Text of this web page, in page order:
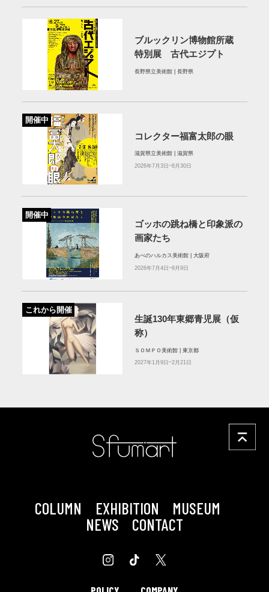
ブルックリン博物館所蔵
特別展 古代エジプト
長野県立美術館 | 長野県
開催中
コレクター福富太郎の眼
滋賀県立美術館 | 滋賀県
2026年7月3日~8月30日
開催中
ゴッホの跳ね橋と印象派の
画家たち
あべのハルカス美術館 | 大阪府
2026年7月4日~9月9日
これから開催
生誕130年東郷青児展（仮
称）
ＳＯＭＰＯ美術館 | 東京都
2027年1月9日~2月21日
COLUMN EXHIBITION
MUSEUM
NEWS
CONTACT